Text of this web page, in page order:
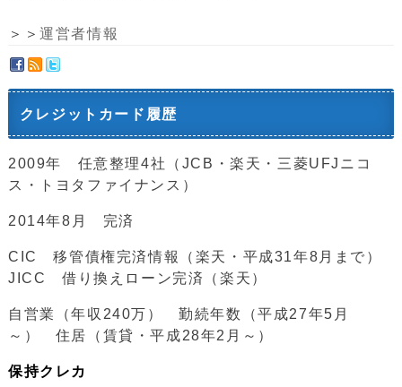
＞＞運営者情報
クレジットカード履歴
2009年 任意整理4社（JCB・楽天・三菱UFJニコ
ス・トヨタファイナンス）
2014年8月 完済
CIC 移管債権完済情報（楽天・平成31年8月まで）
JICC 借り換えローン完済（楽天）
自営業（年収240万） 勤続年数（平成27年5月
～） 住居（賃貸・平成28年2月～）
保持クレカ